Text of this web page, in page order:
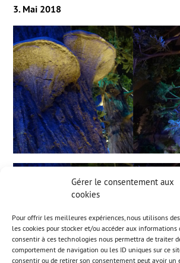
Gérer le consentement aux
cookies
Pour offrir les meilleures expériences, nous utilisons
les cookies pour stocker et/ou accéder aux informations
consentir à ces technologies nous permettra de traiter
comportement de navigation ou les ID uniques sur ce
consentir ou de retirer son consentement peut avoir un
3. Mai 2018